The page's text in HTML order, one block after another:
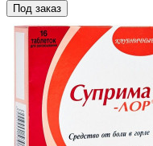
Под заказ